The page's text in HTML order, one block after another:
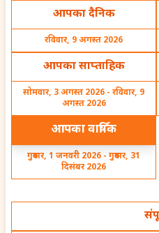
The Truth About
Manglik Dosha | Effects
आपका दैनिक
रविवार, 9 अगस्त 2026
आपका साप्ताहिक
सोमवार, 3 अगस्त 2026 - रविवार, 9
अगस्त 2026
आपका वार्षिक
गुरुवार, 1 जनवरी 2026 - गुरुवार, 31
दिसंबर 2026